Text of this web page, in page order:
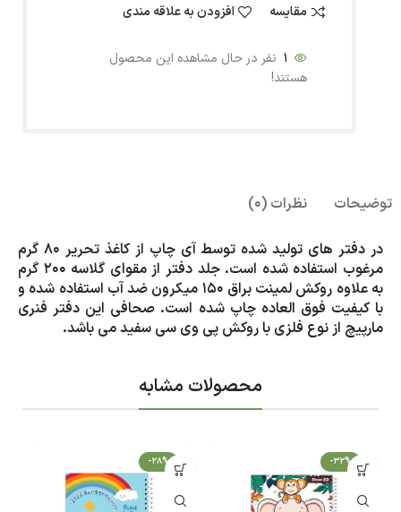
مقایسه افزودن به علاقه مندی
1 نفر در حال مشاهده این محصول
هستند!
توضیحات نظرات (0)
در دفتر های تولید شده توسط آی چاپ از کاغذ تحریر 80 گرم
مرغوب استفاده شده است. جلد دفتر از مقوای گلاسه 200 گرم
به علاوه روکش لمینت براق 150 میکرون ضد آب استفاده شده و
با کیفیت فوق العاده چاپ شده است. صحافی این دفتر فنری
مارپیچ از نوع فلزی با روکش پی وی سی سفید می باشد.
محصولات مشابه
-32%
-28%